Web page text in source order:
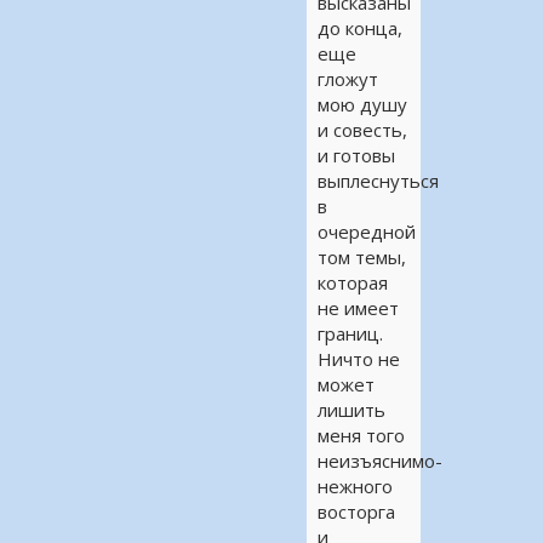
до конца,
еще
гложут
мою душу
и совесть,
и готовы
выплеснуться
в
очередной
том темы,
которая
не имеет
границ.
Ничто не
может
лишить
меня того
неизъяснимо-
нежного
восторга
и